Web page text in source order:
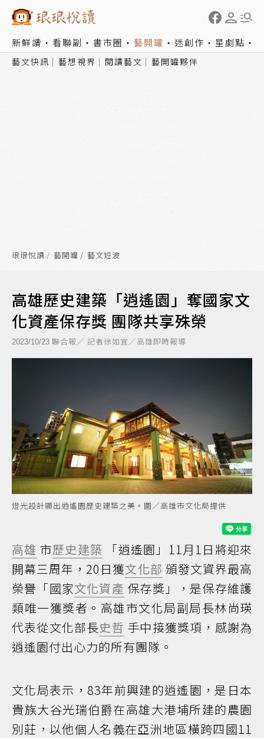
新鮮讀 看聯副 書市圈 藝開罐 迷創作 星劇點
藝文快訊 藝想視界 閱讀藝文 藝開罐夥伴
琅琅悅讀 藝開罐 藝文短波
高雄歷史建築「逍遙園」奪國家文
化資產保存獎 團隊共享殊榮
2023/10/23 聯合報／ 記者徐如宜／高雄即時報導
燈光設計顯出逍遙園歷史建築之美。圖／高雄市文化局提供
高雄 市歷史建築 「逍遙園」11月1日將迎來
開幕三周年，20日獲文化部 頒發文資界最高
榮譽「國家文化資產 保存獎」，是保存維護
類唯一獲獎者。高雄市文化局副局長林尚瑛
代表從文化部長史哲 手中接獲獎項，感謝為
逍遙園付出心力的所有團隊。
文化局表示，83年前興建的逍遙園，是日本
貴族大谷光瑞伯爵在高雄大港埔所建的農園
別莊，以他個人名義在亞洲地區橫跨四國11